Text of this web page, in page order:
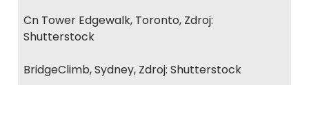
Cn Tower Edgewalk, Toronto, Zdroj:
Shutterstock
BridgeClimb, Sydney, Zdroj: Shutterstock